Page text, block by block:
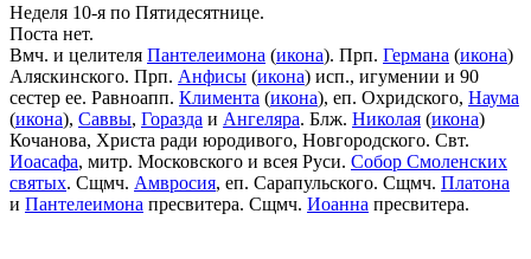
Неделя 10-я по Пятидесятнице.
Поста нет.
Вмч. и целителя Пантелеимона (икона). Прп. Германа (икона)
Аляскинского. Прп. Анфисы (икона) исп., игумении и 90
сестер ее. Равноапп. Климента (икона), еп. Охридского, Наума
(икона), Саввы, Горазда и Ангеляра. Блж. Николая (икона)
Кочанова, Христа ради юродивого, Новгородского. Свт.
Иоасафа, митр. Московского и всея Руси. Собор Смоленских
святых. Сщмч. Амвросия, еп. Сарапульского. Сщмч. Платона
и Пантелеимона пресвитера. Сщмч. Иоанна пресвитера.